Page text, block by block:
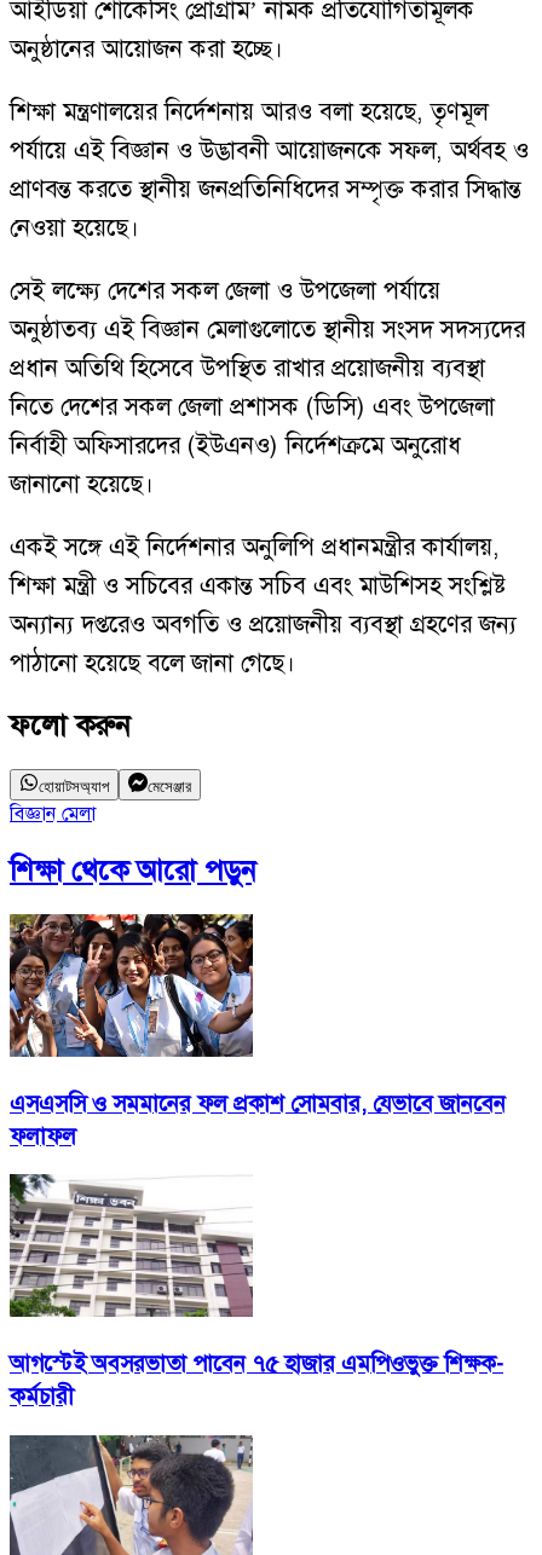
আইডিয়া শোকেসিং প্রোগ্রাম’ নামক প্রতিযোগিতামূলক
অনুষ্ঠানের আয়োজন করা হচ্ছে।
শিক্ষা মন্ত্রণালয়ের নির্দেশনায় আরও বলা হয়েছে, তৃণমূল
পর্যায়ে এই বিজ্ঞান ও উদ্ভাবনী আয়োজনকে সফল, অর্থবহ ও
প্রাণবন্ত করতে স্থানীয় জনপ্রতিনিধিদের সম্পৃক্ত করার সিদ্ধান্ত
নেওয়া হয়েছে।
সেই লক্ষ্যে দেশের সকল জেলা ও উপজেলা পর্যায়ে
অনুষ্ঠাতব্য এই বিজ্ঞান মেলাগুলোতে স্থানীয় সংসদ সদস্যদের
প্রধান অতিথি হিসেবে উপস্থিত রাখার প্রয়োজনীয় ব্যবস্থা
নিতে দেশের সকল জেলা প্রশাসক (ডিসি) এবং উপজেলা
নির্বাহী অফিসারদের (ইউএনও) নির্দেশক্রমে অনুরোধ
জানানো হয়েছে।
একই সঙ্গে এই নির্দেশনার অনুলিপি প্রধানমন্ত্রীর কার্যালয়,
শিক্ষা মন্ত্রী ও সচিবের একান্ত সচিব এবং মাউশিসহ সংশ্লিষ্ট
অন্যান্য দপ্তরেও অবগতি ও প্রয়োজনীয় ব্যবস্থা গ্রহণের জন্য
পাঠানো হয়েছে বলে জানা গেছে।
ফলো করুন
হোয়াটসঅ্যাপ মেসেঞ্জার
বিজ্ঞান মেলা
শিক্ষাথেকে আরো পড়ুন
এসএসসি ও সমমানের ফল প্রকাশ সোমবার, যেভাবে জানবেন
ফলাফল
আগস্টেই অবসরভাতা পাবেন ৭৫ হাজার এমপিওভুক্ত শিক্ষক-
কর্মচারী